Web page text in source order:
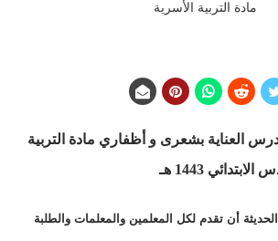
مادة التربية الأسرية
العناية بشعرى و أظفاري مادة التربية
1443 هـ
أن تقدم لكل المعلمين والمعلمات والطلبة